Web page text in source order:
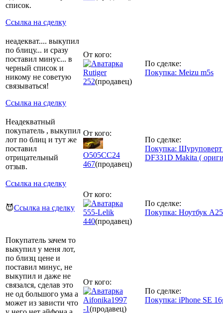
список.
Ссылка на сделку
неадекват.... выкупил
по блицу... и сразу
поставил минус... в
черный список и
никому не советую
связываться!
Ссылка на сделку
От кого:
Rutiger
252(продавец)
По сделке:
Покупка: Meizu m5s
Неадекватный
покупатель , выкупил
лот по блиц и тут же
поставил
отрицательный
отзыв.
Ссылка на сделку
От кого:
О505СС24
467(продавец)
По сделке:
Покупка: Шуруповерт
DF331D Makita (
😈Ссылка на сделку
От кого:
555-Lelik
440(продавец)
По сделке:
Покупка: Ноутбук
Покупатель зачем то
выкупил у меня лот,
по близц цене и
поставил минус, не
выкупил и даже не
связался, сделав это
не од большого ума а
может из зависти что
От кого:
Aifonika1997
-1(продавец)
По сделке:
Покупка: iPhone SE